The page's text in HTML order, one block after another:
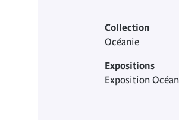
Collection
Océanie
Expositions
Exposition